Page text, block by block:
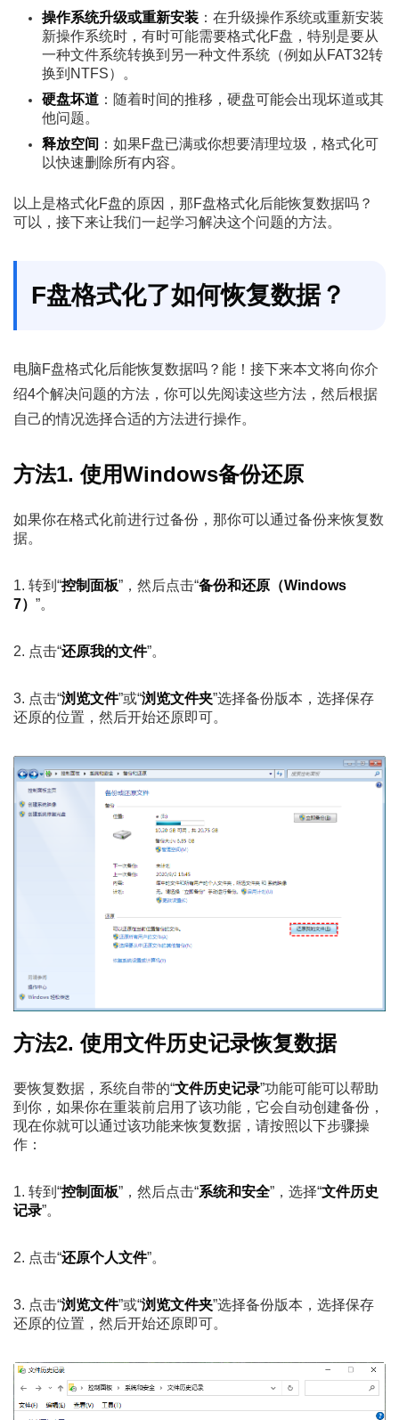
操作系统升级或重新安装 ：在升级操作系统或重新安装
新操作系统时，有时可能需要格式化F盘，特别是要从
一种文件系统转换到另一种文件系统（例如从FAT32转
换到NTFS）。
硬盘坏道 ：随着时间的推移，硬盘可能会出现坏道或其
他问题。
释放空间 ：如果F盘已满或你想要清理垃圾，格式化可
以快速删除所有内容。
以上是格式化F盘的原因，那F盘格式化后能恢复数据吗？
可以，接下来让我们一起学习解决这个问题的方法。
F盘格式化了如何恢复数据？
电脑F盘格式化后能恢复数据吗？能！接下来本文将向你介
绍4个解决问题的方法，你可以先阅读这些方法，然后根据
自己的情况选择合适的方法进行操作。
方法1. 使用Windows备份还原
如果你在格式化前进行过备份，那你可以通过备份来恢复数
据。
1. 转到“控制面板”，然后点击“备份和还原（Windows
7） ”。
2. 点击“还原我的文件”。
3. 点击“浏览文件”或“浏览文件夹”选择备份版本，选择保存
还原的位置，然后开始还原即可。
方法2. 使用文件历史记录恢复数据
要恢复数据，系统自带的“文件历史记录”功能可能可以帮助
到你，如果你在重装前启用了该功能，它会自动创建备份，
现在你就可以通过该功能来恢复数据，请按照以下步骤操
作：
1. 转到“控制面板”，然后点击“系统和安全”，选择“文件历史
记录”。
2. 点击“还原个人文件”。
3. 点击“浏览文件”或“浏览文件夹”选择备份版本，选择保存
还原的位置，然后开始还原即可。